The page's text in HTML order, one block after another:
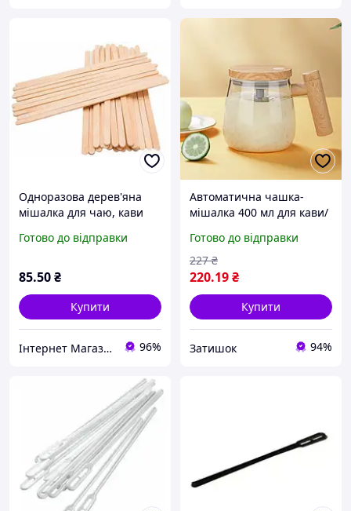
Одноразова дерев'яна
мішалка для чаю, кави
800 шт/уп.
Готово до відправки
85.50₴
Купити
Інтернет Магазин Світ Подарунків 96%
Автоматична чашка-
мішалка 400 мл для кави/
дерев'яною ручною ЗТК
Готово до відправки
220.19₴
227 ₴
Купити
Затишок 94%